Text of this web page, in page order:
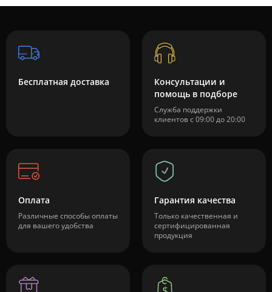
Бесплатная доставка
Консультации и
помощь в подборе
Служба поддержки
клиентов с 09:00 до 20:00
Оплата
Различные способы оплаты
для вашего удобства
Гарантия качества
Только качественная и
сертифицированная
продукция